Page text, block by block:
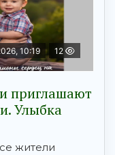
10:19 12
приглашают
Улыбка
жители